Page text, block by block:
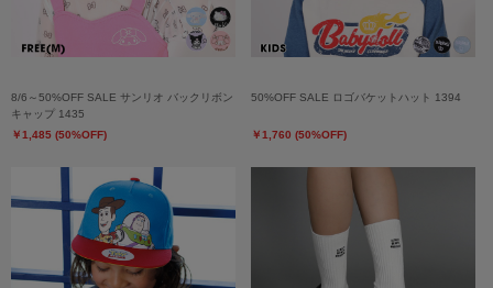
8/6～50%OFF SALE サンリオ バックリボン
キャップ 1435
￥1,485 (50%OFF)
50%OFF SALE ロゴバケットハット 1394
￥1,760 (50%OFF)